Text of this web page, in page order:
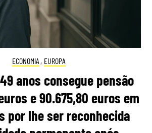
ECONOMIA , EUROPA
anos consegue pensão
e 90.675,80 euros em
por lhe ser reconhecida